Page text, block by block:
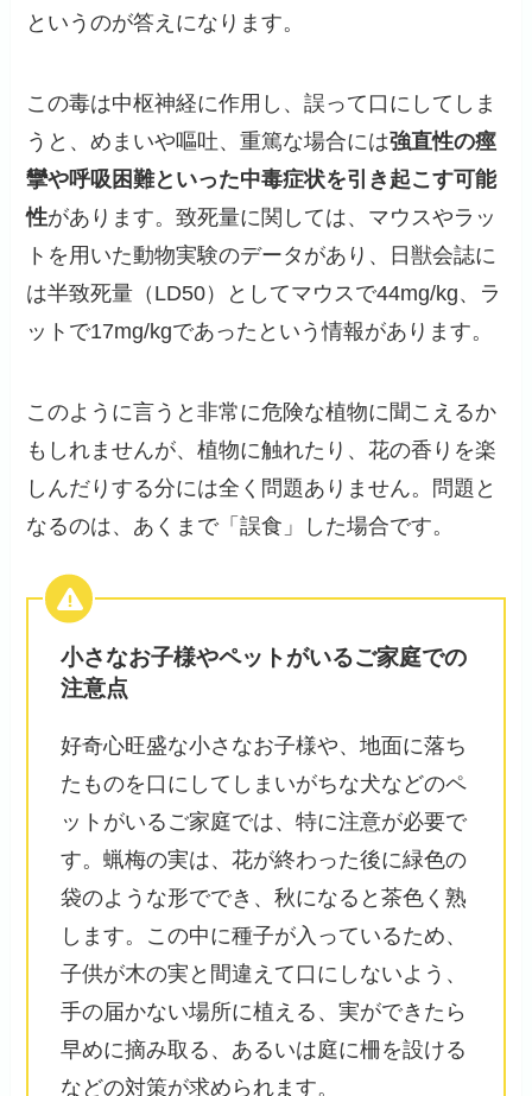
というのが答えになります。
この毒は中枢神経に作用し、誤って口にしてしま
うと、めまいや嘔吐、重篤な場合には強直性の痙
攣や呼吸困難といった中毒症状を引き起こす可能
性があります。致死量に関しては、マウスやラッ
トを用いた動物実験のデータがあり、日獣会誌に
は半致死量（LD50）としてマウスで44mg/kg、ラ
ットで17mg/kgであったという情報があります。
このように言うと非常に危険な植物に聞こえるか
もしれませんが、植物に触れたり、花の香りを楽
しんだりする分には全く問題ありません。問題と
なるのは、あくまで「誤食」した場合です。
小さなお子様やペットがいるご家庭での
注意点
好奇心旺盛な小さなお子様や、地面に落ち
たものを口にしてしまいがちな犬などのペ
ットがいるご家庭では、特に注意が必要で
す。蝋梅の実は、花が終わった後に緑色の
袋のような形ででき、秋になると茶色く熟
します。この中に種子が入っているため、
子供が木の実と間違えて口にしないよう、
手の届かない場所に植える、実ができたら
早めに摘み取る、あるいは庭に柵を設ける
などの対策が求められます。